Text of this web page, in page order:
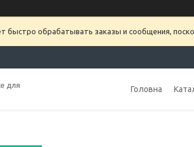
быстро обрабатывать заказы и сообщения,
для
Головна